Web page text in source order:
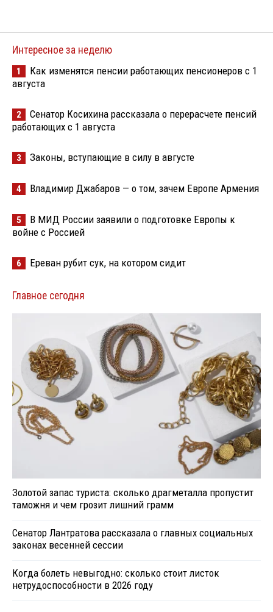
Интересное за неделю
1
Как изменятся пенсии работающих пенсионеров с 1
августа
2
Сенатор Косихина рассказала о перерасчете пенсий
работающих с 1 августа
3 Законы, вступающие в силу в августе
4 Владимир Джабаров — о том, зачем Европе Армения
5
В МИД России заявили о подготовке Европы к
войне с Россией
6 Ереван рубит сук, на котором сидит
Главное сегодня
Золотой запас туриста: сколько драгметалла пропустит
таможня и чем грозит лишний грамм
Сенатор Лантратова рассказала о главных социальных
законах весенней сессии
Когда болеть невыгодно: сколько стоит листок
нетрудоспособности в 2026 году